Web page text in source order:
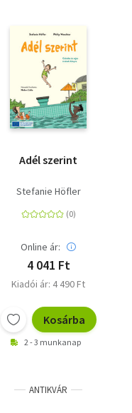
Adél szerint
Stefanie Höfler
Online ár:
4 041 Ft
Kiadói ár: 4 490 Ft
Kosárba
2 - 3 munkanap
ANTIKVÁR